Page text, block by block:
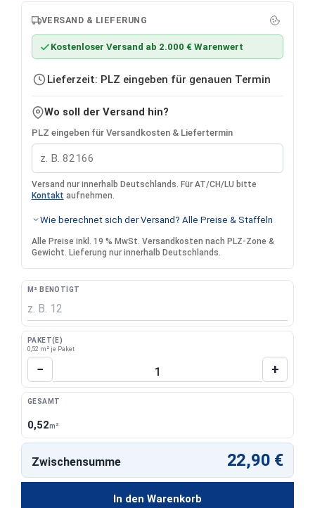
VERSAND & LIEFERUNG
Kostenloser Versand ab 2.000 € Warenwert
Lieferzeit: PLZ eingeben für genauen Termin
Wo soll der Versand hin?
PLZ eingeben für Versandkosten & Liefertermin
Versand nur innerhalb Deutschlands. Für AT/CH/LU bitte
Kontakt aufnehmen.
Wie berechnet sich der Versand? Alle Preise & Staffeln
Alle Preise inkl. 19 % MwSt. Versandkosten nach PLZ-Zone &
Gewicht. Lieferung nur innerhalb Deutschlands.
M² BENÖTIGT
PAKET(E)
0,52 m² je Paket
Produkt Anzahl: Gib den gewünschten
− +
GESAMT
0,52m²
In den Warenkorb
Zwischensumme 22,90 €